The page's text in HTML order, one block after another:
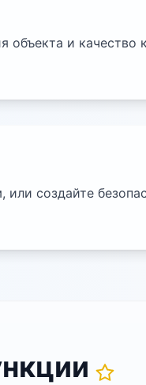
объекта и
создайте